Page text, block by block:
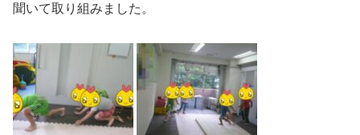
聞いて取り組みました。